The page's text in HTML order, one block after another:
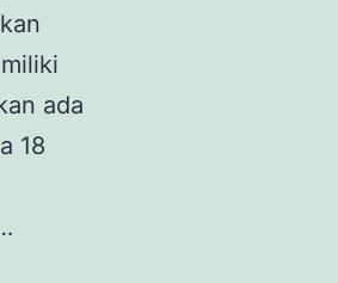
ada
18